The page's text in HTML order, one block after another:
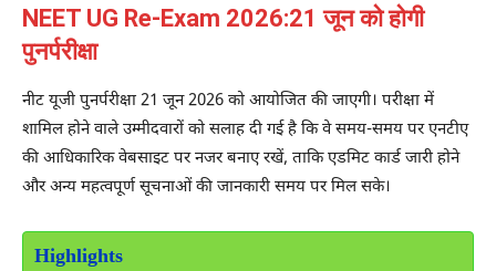
NEET UG Re-Exam 2026:21 जून को होगी
पुनर्परीक्षा
नीट यूजी पुनर्परीक्षा 21 जून 2026 को आयोजित की जाएगी। परीक्षा में
शामिल होने वाले उम्मीदवारों को सलाह दी गई है कि वे समय-समय पर एनटीए
की आधिकारिक वेबसाइट पर नजर बनाए रखें, ताकि एडमिट कार्ड जारी होने
और अन्य महत्वपूर्ण सूचनाओं की जानकारी समय पर मिल सके।
Highlights